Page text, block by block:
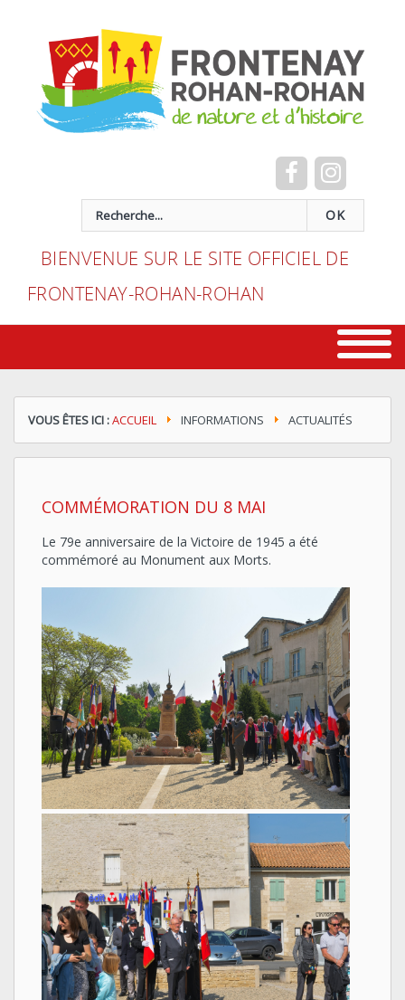
OK
BIENVENUE SUR LE SITE OFFICIEL DE
FRONTENAY-ROHAN-ROHAN
VOUS ÊTES ICI :ACCUEIL INFORMATIONS ACTUALITÉS
COMMÉMORATION DU 8 MAI
Le 79e anniversaire de la Victoire de 1945 a été
commémoré au Monument aux Morts.